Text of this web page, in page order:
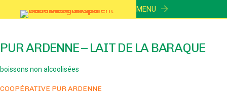
MENU
PUR ARDENNE – LAIT DE LA BARAQUE
boissons non alcoolisées
COOPÉRATIVE PUR ARDENNE